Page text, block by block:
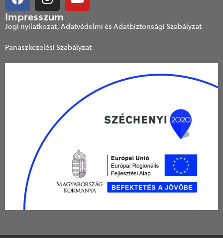
Impresszum
Jogi nyilatkozat; Adatvédelmi és Adatbiztonsági Szabályzat
Panaszkezelési Szabályzat